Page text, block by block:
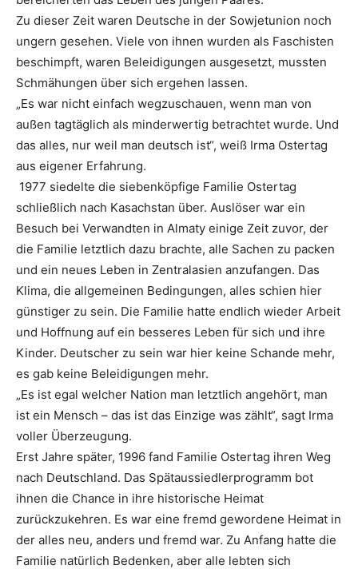
Zu dieser Zeit waren Deutsche in der Sowjetunion noch
ungern gesehen. Viele von ihnen wurden als Faschisten
beschimpft, waren Beleidigungen ausgesetzt, mussten
Schmähungen über sich ergehen lassen.
„Es war nicht einfach wegzuschauen, wenn man von
außen tagtäglich als minderwertig betrachtet wurde. Und
das alles, nur weil man deutsch ist“, weiß Irma Ostertag
aus eigener Erfahrung.
1977 siedelte die siebenköpfige Familie Ostertag
schließlich nach Kasachstan über. Auslöser war ein
Besuch bei Verwandten in Almaty einige Zeit zuvor, der
die Familie letztlich dazu brachte, alle Sachen zu packen
und ein neues Leben in Zentralasien anzufangen. Das
Klima, die allgemeinen Bedingungen, alles schien hier
günstiger zu sein. Die Familie hatte endlich wieder Arbeit
und Hoffnung auf ein besseres Leben für sich und ihre
Kinder. Deutscher zu sein war hier keine Schande mehr,
es gab keine Beleidigungen mehr.
„Es ist egal welcher Nation man letztlich angehört, man
ist ein Mensch – das ist das Einzige was zählt“, sagt Irma
voller Überzeugung.
Erst Jahre später, 1996 fand Familie Ostertag ihren Weg
nach Deutschland. Das Spätaussiedlerprogramm bot
ihnen die Chance in ihre historische Heimat
zurückzukehren. Es war eine fremd gewordene Heimat in
der alles neu, anders und fremd war. Zu Anfang hatte die
Familie natürlich Bedenken, aber alle lebten sich